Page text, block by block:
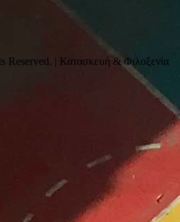
| Κατασκευή & Φιλοξενία